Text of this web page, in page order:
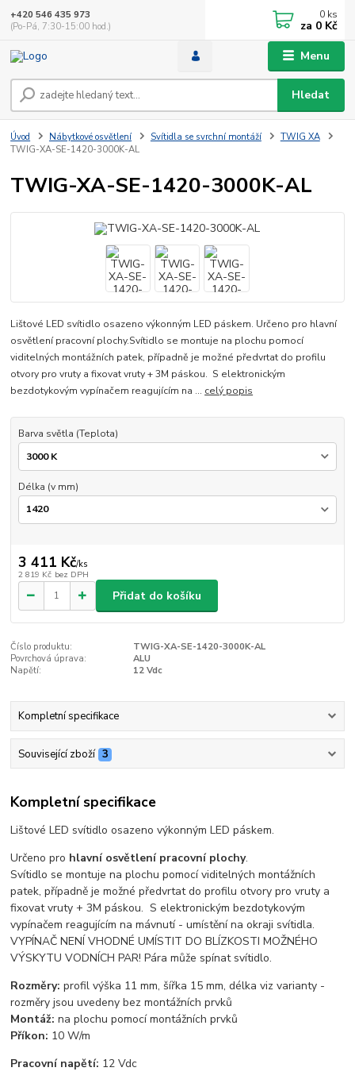
Menu
Hledat
+420 546 435 973
(Po-Pá, 7:30-15:00 hod.)
0 ks
za 0 Kč
Úvod Nábytkové osvětlení Svítidla se svrchní montáží
TWIG XA
TWIG-XA-SE-1420-3000K-AL
TWIG-XA-SE-1420-3000K-AL
Lištové LED svítidlo osazeno výkonným LED páskem. Určeno pro hlavní
osvětlení pracovní plochy.Svítidlo se montuje na plochu pomocí
viditelných montážních patek, případně je možné předvrtat do profilu
otvory pro vruty a fixovat vruty + 3M páskou. S elektronickým
bezdotykovým vypínačem reagujícím na ... celý popis
Barva světla (Teplota)
Délka (v mm)
3 411 Kč/ks
2 819 Kč bez DPH
Přidat do košíku
Číslo produktu:
TWIG-XA-SE-1420-3000K-AL
Povrchová úprava:
ALU
Napětí:
12 Vdc
Kompletní specifikace
Související zboží 3
Kompletní specifikace
Lištové LED svítidlo osazeno výkonným LED páskem.
Určeno pro hlavní osvětlení pracovní plochy.
Svítidlo se montuje na plochu pomocí viditelných montážních
patek, případně je možné předvrtat do profilu otvory pro vruty a
fixovat vruty + 3M páskou. S elektronickým bezdotykovým
vypínačem reagujícím na mávnutí - umístění na okraji svítidla.
VYPÍNAČ NENÍ VHODNÉ UMÍSTIT DO BLÍZKOSTI MOŽNÉHO
VÝSKYTU VODNÍCH PAR! Pára může spínat svítidlo.
Rozměry: profil výška 11 mm, šířka 15 mm, délka viz varianty -
rozměry jsou uvedeny bez montážních prvků
Montáž:na plochu pomocí montážních prvků
Příkon: 10 W/m
Pracovní napětí: 12 Vdc